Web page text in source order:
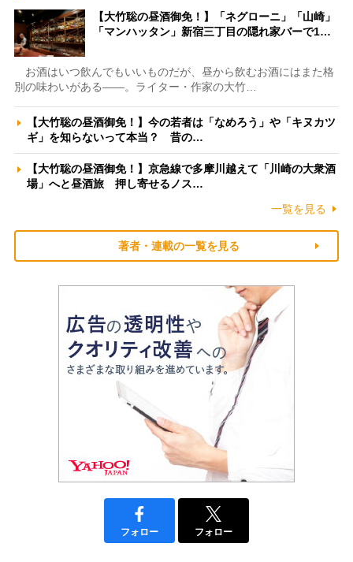
【大竹聡の昼酒御免！】「ネグローニ」「山崎」
「マンハッタン」新宿三丁目の隠れ家バーで1…
お酒はいつ飲んでもいいものだが、昼から飲むお酒にはまた格
別の味わいがある――。ライター・作家の大竹…
【大竹聡の昼酒御免！】今の若者は「なめろう」や「キヌカツ
ギ」を知らないって本当？ 昔の…
【大竹聡の昼酒御免！】京急線で多摩川越えて「川崎の大衆酒
場」へと昼酒旅 押し寄せるノス…
一覧を見る
著者・連載の一覧を見る
フォロー フォロー